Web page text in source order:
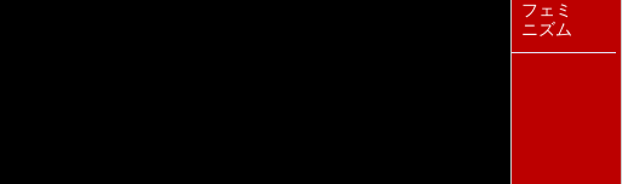
フェミ
ニズム